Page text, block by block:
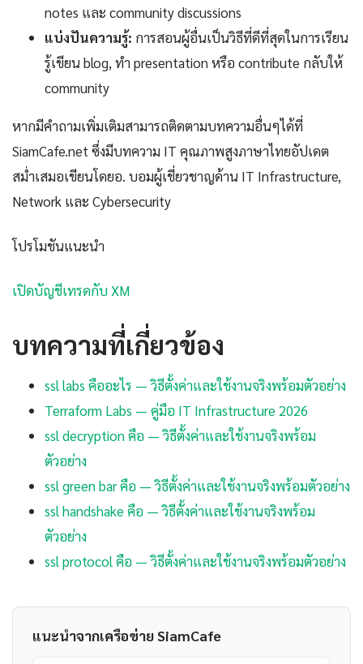
notes และ community discussions
แบ่งปันความรู้: การสอนผู้อื่นเป็นวิธีที่ดีที่สุดในการเรียน
รู้เขียน blog, ทำ presentation หรือ contribute กลับให้
community
หากมีคำถามเพิ่มเติมสามารถติดตามบทความอื่นๆได้ที่
SiamCafe.net ซึ่งมีบทความ IT คุณภาพสูงภาษาไทยอัปเดต
สม่ำเสมอเขียนโดยอ. บอมผู้เชี่ยวชาญด้าน IT Infrastructure,
Network และ Cybersecurity
โปรโมชันแนะนำ
เปิดบัญชีเทรดกับ XM
บทความที่เกี่ยวข้อง
ssl labs คืออะไร — วิธีตั้งค่าและใช้งานจริงพร้อมตัวอย่าง
Terraform Labs — คู่มือ IT Infrastructure 2026
ssl decryption คือ — วิธีตั้งค่าและใช้งานจริงพร้อม
ตัวอย่าง
ssl green bar คือ — วิธีตั้งค่าและใช้งานจริงพร้อมตัวอย่าง
ssl handshake คือ — วิธีตั้งค่าและใช้งานจริงพร้อม
ตัวอย่าง
ssl protocol คือ — วิธีตั้งค่าและใช้งานจริงพร้อมตัวอย่าง
แนะนำจากเครือข่าย SiamCafe